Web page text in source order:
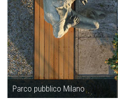
Parco pubblico Milano